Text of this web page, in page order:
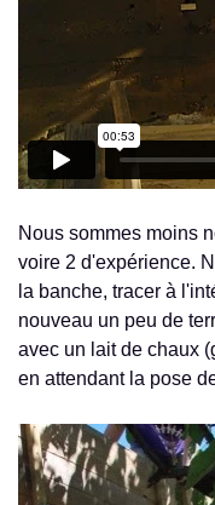
Nous sommes moins
voire 2 d'expérience.
la banche, tracer à
nouveau un peu de
avec un lait de chaux
en attendant la pose